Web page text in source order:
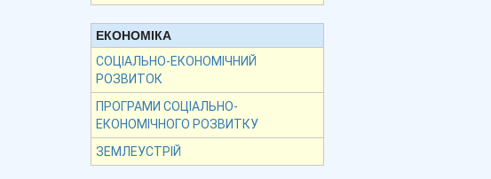
ЕКОНОМІКА
СОЦІАЛЬНО-ЕКОНОМІЧНИЙ
РОЗВИТОК
ПРОГРАМИ СОЦІАЛЬНО-
ЕКОНОМІЧНОГО РОЗВИТКУ
ЗЕМЛЕУСТРІЙ